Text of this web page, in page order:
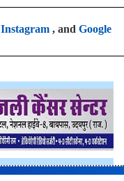
Instagram, and Google